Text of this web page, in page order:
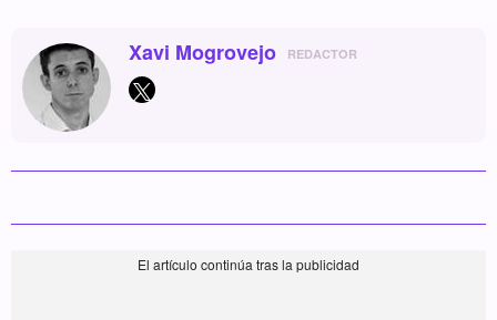
Xavi Mogrovejo REDACTOR